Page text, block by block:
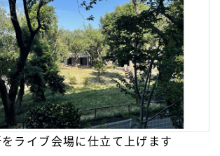
ライブ会場に仕立て上げます